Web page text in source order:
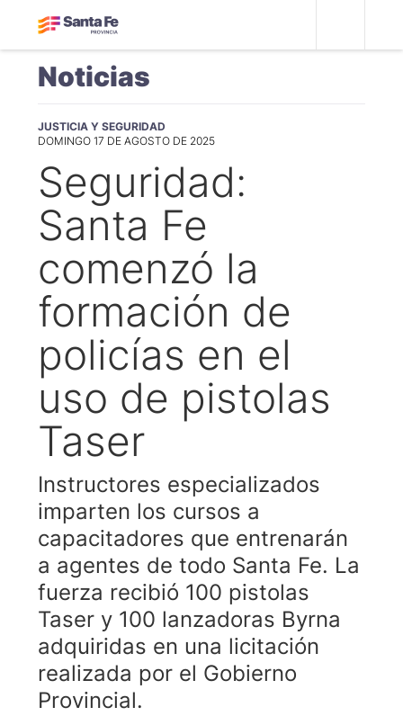
Noticias
JUSTICIA Y SEGURIDAD
DOMINGO 17 DE AGOSTO DE 2025
Seguridad:
Santa Fe
comenzó la
formación de
policías en el
uso de pistolas
Taser
Instructores especializados
imparten los cursos a
capacitadores que entrenarán
a agentes de todo Santa Fe. La
fuerza recibió 100 pistolas
Taser y 100 lanzadoras Byrna
adquiridas en una licitación
realizada por el Gobierno
Provincial.